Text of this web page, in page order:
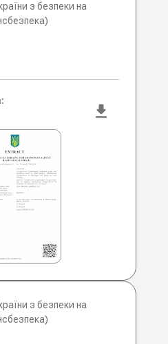
з безпеки на
з безпеки на